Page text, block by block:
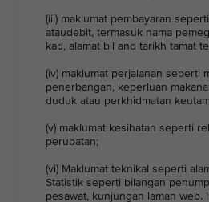
(iii) maklumat pembayaran
ataudebit, termasuk nama
kad, alamat bil and tarikh tamat
(iv) maklumat perjalanan seperti
penerbangan, keperluan
duduk atau perkhidmatan
(v) maklumat kesihatan seperti
perubatan;
(vi) Maklumat teknikal seperti
Statistik seperti bilangan
pesawat, kunjungan laman web.